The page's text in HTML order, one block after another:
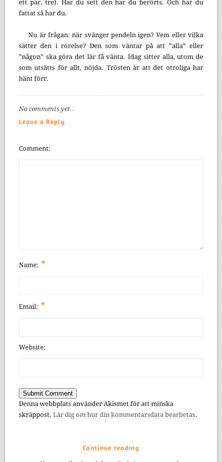
ett par, tre). Har du sett den har du berörts. Och har du
fattat så har du.
Nu är frågan: när svänger pendeln igen? Vem eller vilka
sätter den i rörelse? Den som väntar på att ”alla” eller
”någon” ska göra det lär få vänta. Idag sitter alla, utom de
som utsätts för allt, nöjda. Trösten är att det otroliga har
hänt förr.
No comments yet…
Leave a Reply
Comment
Name: *
Email: *
Website:
Denna webbplats använder Akismet för att minska
skräppost. Lär dig om hur din kommentarsdata bearbetas.
Continue reading